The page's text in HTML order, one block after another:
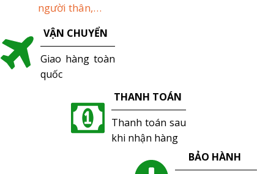
người thân,…
VẬN CHUYỂN
Giao hàng toàn
quốc
BẢO HÀNH
THANH TOÁN
Thanh toán sau
khi nhận hàng